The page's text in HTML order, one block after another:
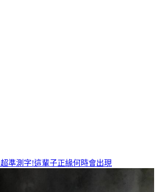
超準測字!這輩子正緣何時會出現